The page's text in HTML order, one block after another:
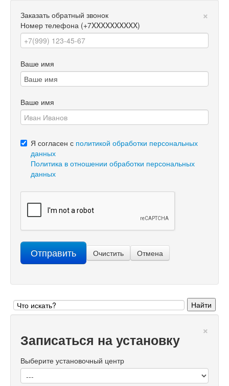
×
Заказать обратный звонок
Номер телефона (+7XXXXXXXXXX)
Ваше имя
Ваше имя
Я согласен с политикой обработки персональных
данных
Политика в отношении обработки персональных
данных
Отправить Очистить Отмена
×
Записаться на установку
Выберите установочный центр